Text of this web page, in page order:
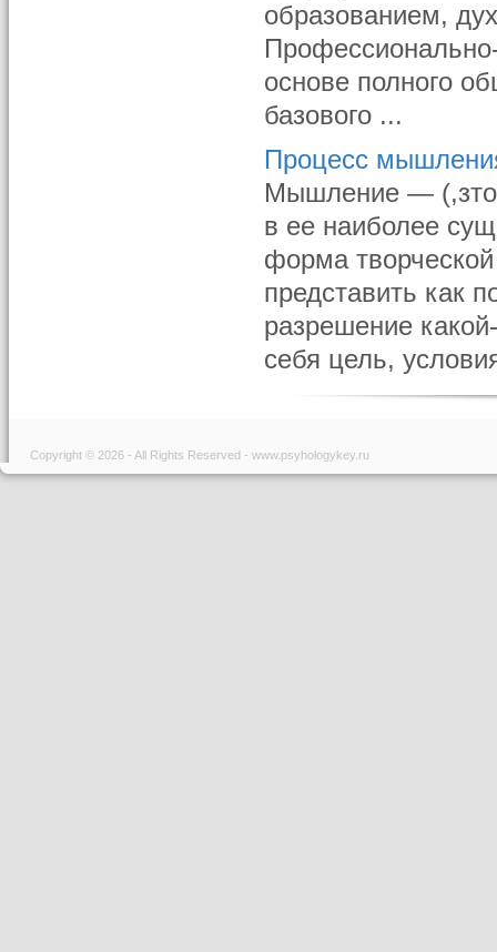
образованием,
основе полного
базового ...
Процесс
Мышление — (,зто
в ее наиболее
форма
представить как
разрешение
себя цель,
Copyright © 2026 - All Rights Reserved - www.psyhologykey.ru